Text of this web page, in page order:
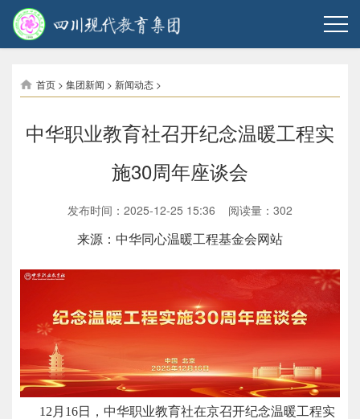
首页 > 集团新闻 > 新闻动态 >
中华职业教育社召开纪念温暖工程实
施30周年座谈会
发布时间：2025-12-25 15:36 阅读量： 302
来源：中华同心温暖工程基金会网站
12月16日，中华职业教育社在京召开纪念温暖工程实